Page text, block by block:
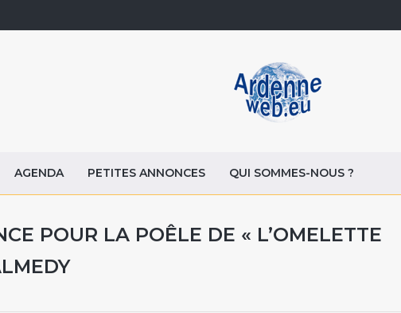
AGENDA PETITES ANNONCES QUI SOMMES-NOUS ?
POUR LA POÊLE DE « L’OMELETTE